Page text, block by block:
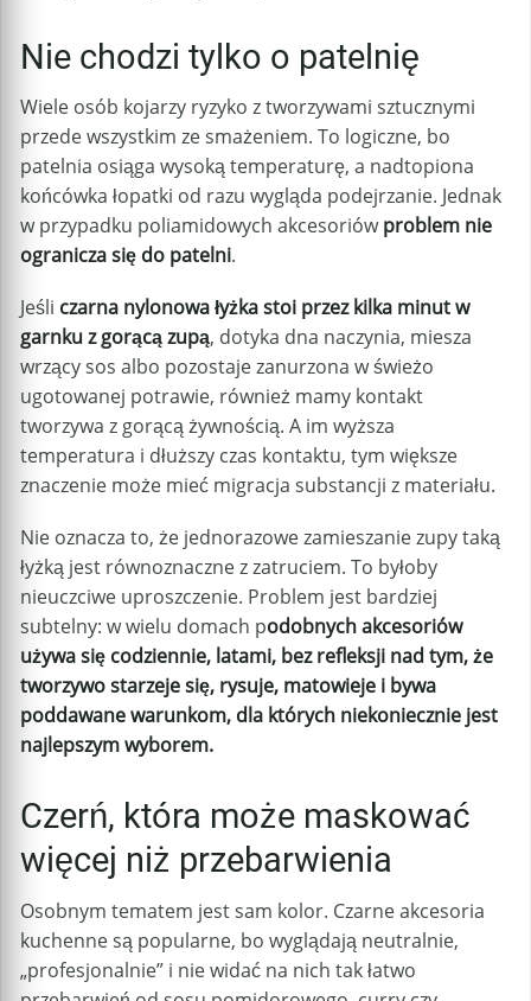
Nie chodzi tylko o patelnię
Wiele osób kojarzy ryzyko z tworzywami sztucznymi
przede wszystkim ze smażeniem. To logiczne, bo
patelnia osiąga wysoką temperaturę, a nadtopiona
końcówka łopatki od razu wygląda podejrzanie. Jednak
w przypadku poliamidowych akcesoriówproblem nie
ogranicza się do patelni.
Jeśli czarna nylonowa łyżka stoi przez kilka minut w
garnku z gorącą zupą, dotyka dna naczynia, miesza
wrzący sos albo pozostaje zanurzona w świeżo
ugotowanej potrawie, również mamy kontakt
tworzywa z gorącą żywnością. A im wyższa
temperatura i dłuższy czas kontaktu, tym większe
znaczenie może mieć migracja substancji z materiału.
Nie oznacza to, że jednorazowe zamieszanie zupy taką
łyżką jest równoznaczne z zatruciem. To byłoby
nieuczciwe uproszczenie. Problem jest bardziej
subtelny: w wielu domach podobnych akcesoriów
używa się codziennie, latami, bez refleksji nad tym, że
tworzywo starzeje się, rysuje, matowieje i bywa
poddawane warunkom, dla których niekoniecznie jest
najlepszym wyborem.
Czerń, która może maskować
więcej niż przebarwienia
Osobnym tematem jest sam kolor. Czarne akcesoria
kuchenne są popularne, bo wyglądają neutralnie,
„profesjonalnie” i nie widać na nich tak łatwo